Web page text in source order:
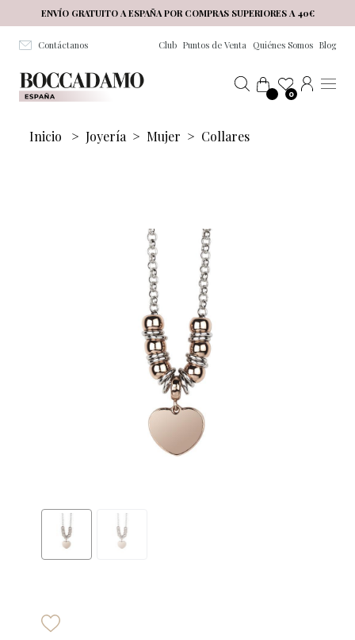
Salta al contenuto principale
ENVÍO GRATUITO A ESPAÑA POR COMPRAS SUPERIORES A 40€
Contáctanos Club Puntos de Venta Quiénes Somos Blog
0
Inicio > Joyería > Mujer > Collares